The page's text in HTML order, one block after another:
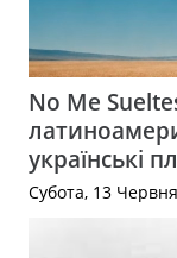
No Me
українські
Субота, 13